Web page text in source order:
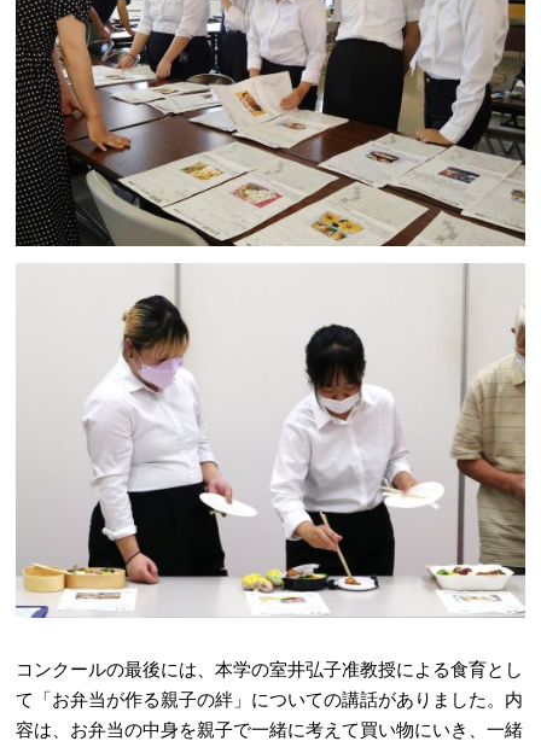
コンクールの最後には、本学の室井弘子准教授による食育とし
て「お弁当が作る親子の絆」についての講話がありました。内
容は、お弁当の中身を親子で一緒に考えて買い物にいき、一緒